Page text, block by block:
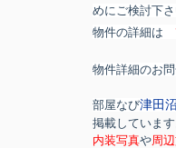
めにご検討下さ
物件の詳細は
物件詳細のお
部屋なび津田沼
掲載しています
内装写真や周